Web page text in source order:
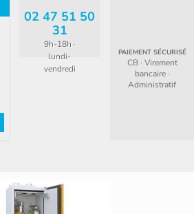
02 47 51 50
31
9h-18h ·
lundi-
vendredi
PAIEMENT SÉCURISÉ
CB · Virement
bancaire ·
Administratif